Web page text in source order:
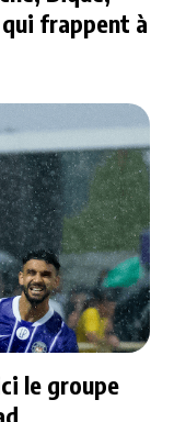
frappent à
le groupe